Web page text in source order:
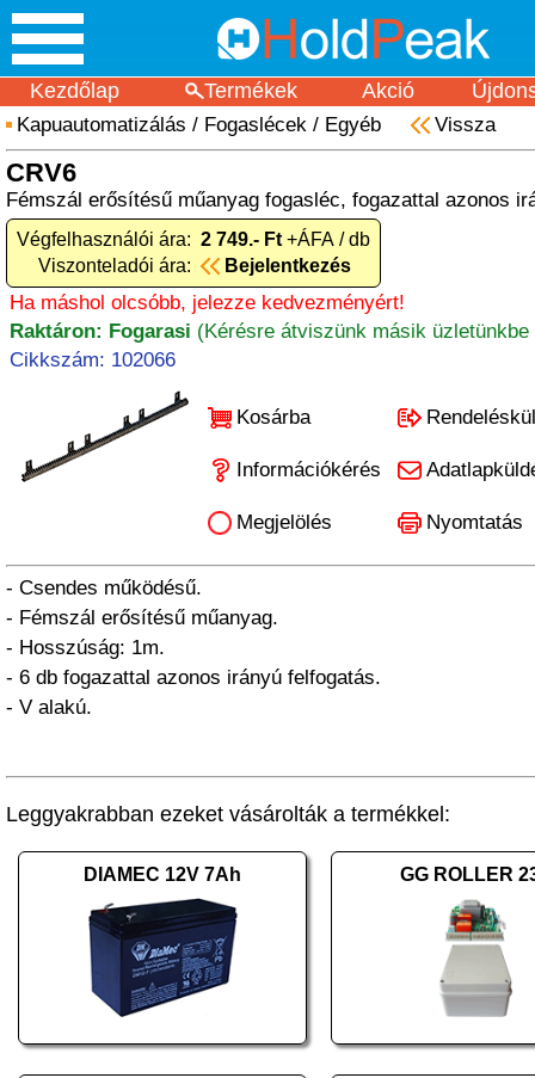
Kezdőlap Termékek Akció
Kapuautomatizálás / Fogaslécek / Egyéb Vissza
CRV6
Fémszál erősítésű műanyag fogasléc, fogazattal azonos
Végfelhasználói ára: 2 749.- Ft +ÁFA / db
Viszonteladói ára:
Bejelentkezés
Ha máshol olcsóbb, jelezze kedvezményért!
Raktáron: Fogarasi (Kérésre átviszünk másik üzletünkbe
Cikkszám: 102066
Kosárba
Információkérés
Megjelölés Nyomtatás
- Csendes működésű.
- Fémszál erősítésű műanyag.
- Hosszúság: 1m.
- 6 db fogazattal azonos irányú felfogatás.
- V alakú.
Leggyakrabban ezeket vásárolták a termékkel:
DIAMEC 12V 7Ah GG ROLLER